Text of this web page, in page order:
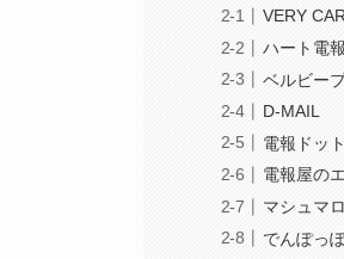
VERY
ハート電報
ベルビー
D-MAIL
電報ドッ
電報屋の
マシュマ
でんぽっ